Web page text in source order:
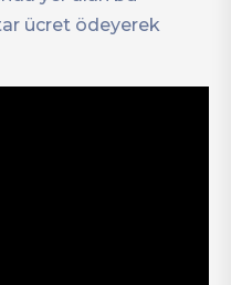
ücret ödeyerek